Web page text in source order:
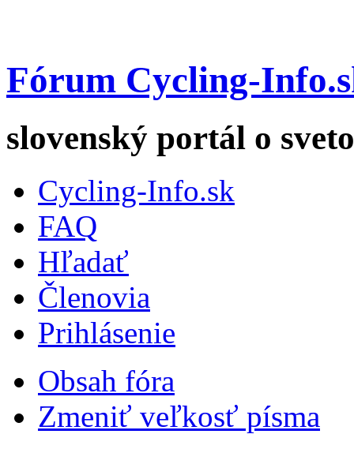
Fórum Cycling-
slovenský portál o
Cycling-Info.sk
FAQ
Hľadať
Členovia
Prihlásenie
Obsah fóra
Zmeniť veľkosť písma